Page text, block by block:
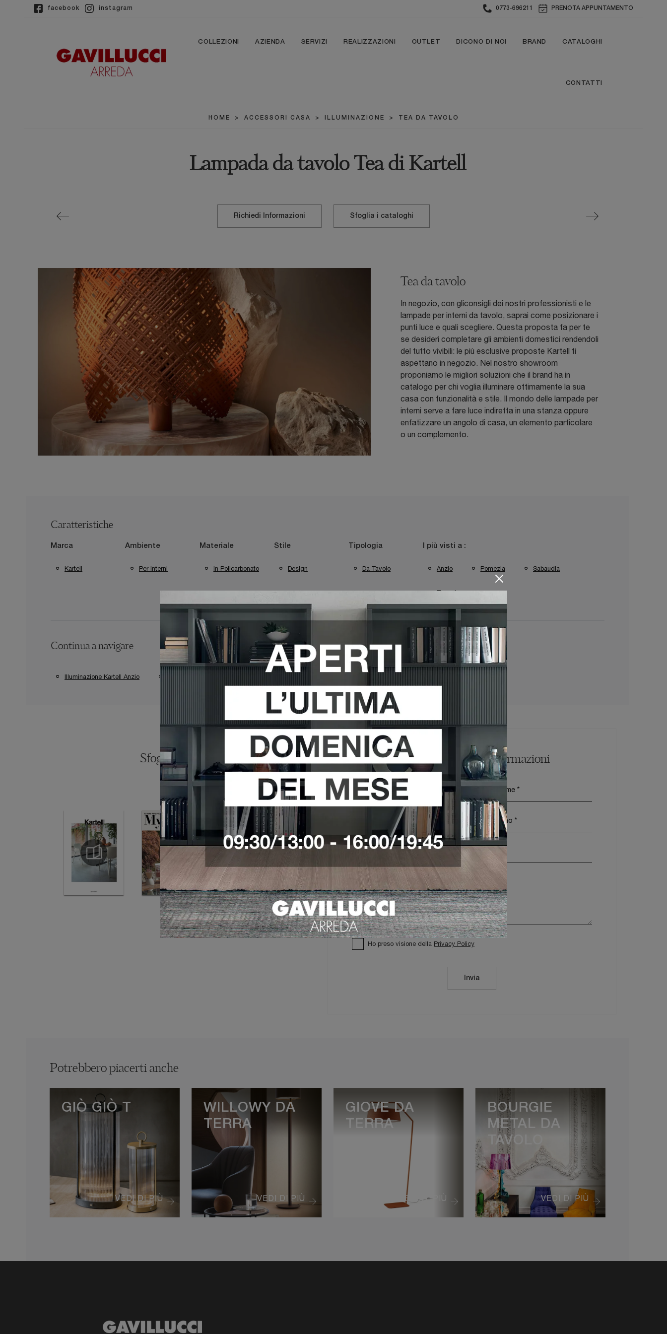
facebook instagram 0773-696211 PRENOTA APPUNTAMENTO
COLLEZIONI AZIENDA SERVIZI REALIZZAZIONI OUTLET DICONO DI NOI BRAND CATALOGHI
CONTATTI
HOME > ACCESSORI CASA > ILLUMINAZIONE > TEA DA TAVOLO
Lampada da tavolo Tea di Kartell
Richiedi Informazioni Sfoglia i cataloghi
Tea da tavolo
In negozio, con gliconsigli dei nostri professionisti e le
lampade per interni da tavolo, saprai come posizionare i
punti luce e quali scegliere. Questa proposta fa per te
se desideri completare gli ambienti domestici rendendoli
del tutto vivibili: le più esclusive proposte Kartell ti
aspettano in negozio. Nel nostro showroom
proponiamo le migliori soluzioni che il brand ha in
catalogo per chi voglia illuminare ottimamente la sua
casa con funzionalità e stile. Il mondo delle lampade per
interni serve a fare luce indiretta in una stanza oppure
enfatizzare un angolo di casa, un elemento particolare
o un complemento.
Caratteristiche
Marca
Kartell
Ambiente
Per Interni
Materiale
In Policarbonato
Stile
Design
Tipologia
Da Tavolo
I più visti a :
Anzio Pomezia Sabaudia
Terracina
Continua a navigare
Illuminazione Kartell Anzio
Sfoglia i cataloghi Richiedi Maggiori Informazioni
Ho preso visione della Privacy Policy
Invia
Potrebbero piacerti anche
VEDI DI PIÙ
GIÒ GIÒ T
VEDI DI PIÙ
WILLOWY DA
TERRA
VEDI DI PIÙ
GIOVE DA
TERRA
VEDI DI PIÙ
BOURGIE
METAL DA
TAVOLO